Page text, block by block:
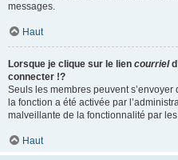
messages.
Haut
Lorsque je clique sur le lien courriel
connecter !?
Seuls les membres peuvent
la fonction a été activée par
malveillante de la fonctionnalité par
Haut